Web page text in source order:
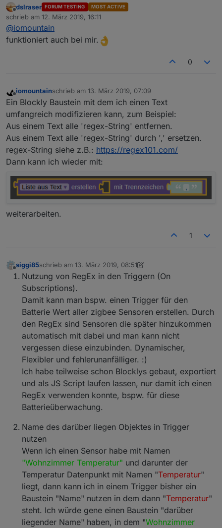
@ iomountain
kannst du mir kurz erklären was diese Blockly
macht, pls
gerne z.B.:
Offline
dslraser FORUM TESTING MOST ACTIVE
schrieb am 12. März 2019, 16:11
zuletzt editiert von
@iomountain
funktioniert auch bei mir.
0
Offline
iomountainschrieb am 13. März 2019, 07:09
zuletzt editiert von
Ein Blockly Baustein mit dem ich einen Text
umfangreich modifizieren kann, zum Beispiel:
Aus einem Text alle 'regex-String' entfernen.
Aus einem Text alle 'regex-String' durch ',' ersetzen.
regex-String siehe z.B.: https://regex101.com/
Dann kann ich wieder mit:
weiterarbeiten.
1
Offline
siggi85schrieb am 13. März 2019, 08:51
zuletzt editiert von siggi85
Nutzung von RegEx in den Triggern (On
Subscriptions).
Damit kann man bspw. einen Trigger für den
Batterie Wert aller zigbee Sensoren erstellen. Durch
den RegEx sind Sensoren die später hinzukommen
automatisch mit dabei und man kann nicht
vergessen diese einzubinden. Dynamischer,
Flexibler und fehlerunanfälliger. :)
Ich habe teilweise schon Blocklys gebaut, exportiert
und als JS Script laufen lassen, nur damit ich einen
RegEx verwenden konnte, bspw. für diese
Batterieüberwachung.
Name des darüber liegen Objektes in Trigger
nutzen
Wenn ich einen Sensor habe mit Namen
"Wohnzimmer Temperatur" und darunter der
Temperatur Datenpunkt mit Namen "Temperatur"
liegt, dann kann ich in einem Trigger bisher ein
Baustein "Name" nutzen in dem dann "Temperatur"
steht. Ich würde gene einen Baustein "darüber
liegender Name" haben, in dem "Wohnzimmer